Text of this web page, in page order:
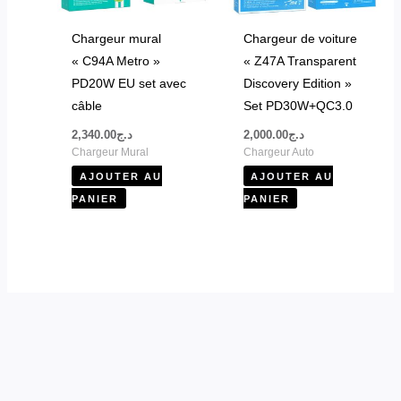
Chargeur mural
« C94A Metro »
PD20W EU set avec
câble
د.ج2,340.00
Chargeur Mural
AJOUTER AU
PANIER
Chargeur de voiture
« Z47A Transparent
Discovery Edition »
Set PD30W+QC3.0
د.ج2,000.00
Chargeur Auto
AJOUTER AU
PANIER